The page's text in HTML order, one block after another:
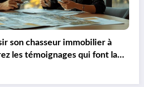
pour les agences
de publicité : ce que dit la loi